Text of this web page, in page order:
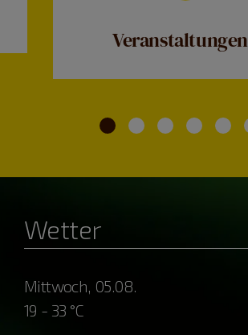
Veranstaltungen
Wetter
Mittwoch, 05.08.
19 - 33 °C